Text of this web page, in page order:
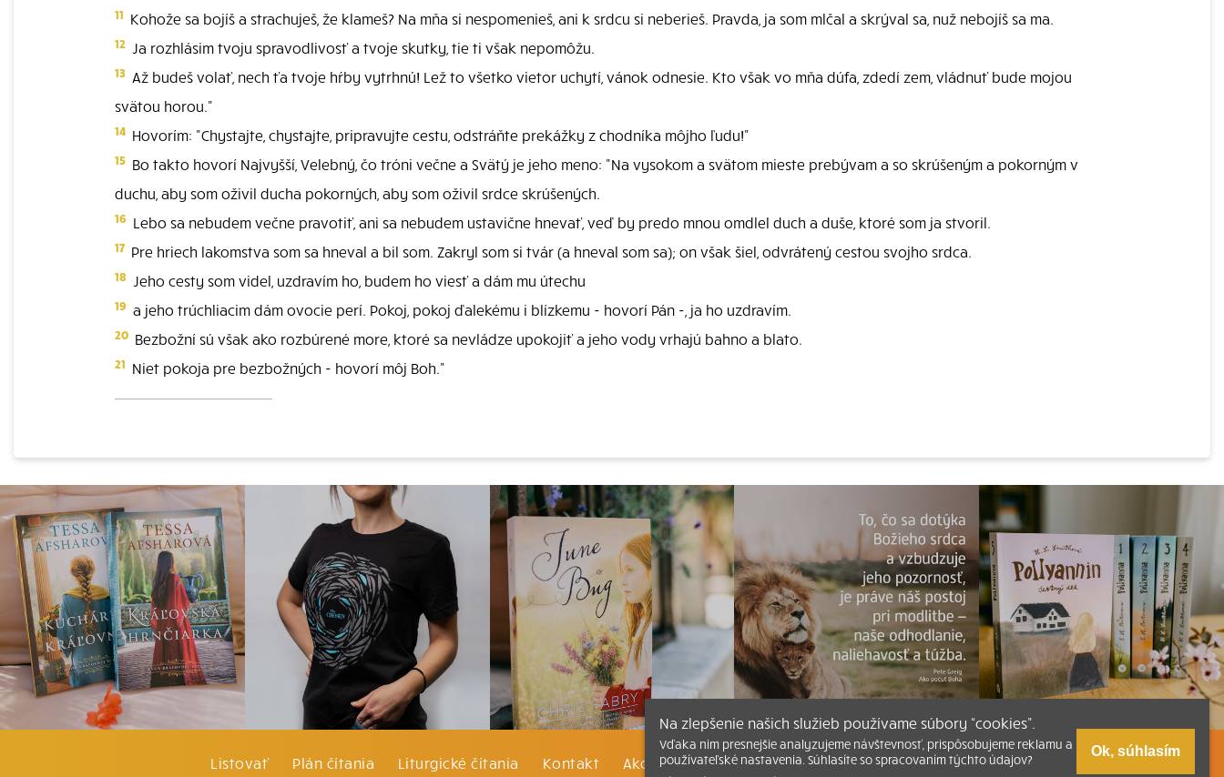
11 Kohože sa bojíš a strachuješ, že klameš? Na mňa si nespomenieš, ani k srdcu si neberieš. Pravda, ja som mlčal a skrýval sa, nuž nebojíš sa ma.
12 Ja rozhlásim tvoju spravodlivosť a tvoje skutky, tie ti však nepomôžu.
13 Až budeš volať, nech ťa tvoje hŕby vytrhnú! Lež to všetko vietor uchytí, vánok odnesie. Kto však vo mňa dúfa, zdedí zem, vládnuť bude mojou
svätou horou."
14 Hovorím: "Chystajte, chystajte, pripravujte cestu, odstráňte prekážky z chodníka môjho ľudu!"
15 Bo takto hovorí Najvyšší, Velebný, čo tróni večne a Svätý je jeho meno: "Na vysokom a svätom mieste prebývam a so skrúšeným a pokorným v
duchu, aby som oživil ducha pokorných, aby som oživil srdce skrúšených.
16 Lebo sa nebudem večne pravotiť, ani sa nebudem ustavične hnevať, veď by predo mnou omdlel duch a duše, ktoré som ja stvoril.
17 Pre hriech lakomstva som sa hneval a bil som. Zakryl som si tvár (a hneval som sa); on však šiel, odvrátený cestou svojho srdca.
18 Jeho cesty som videl, uzdravím ho, budem ho viesť a dám mu útechu
19 a jeho trúchliacim dám ovocie perí. Pokoj, pokoj ďalekému i blízkemu - hovorí Pán -, ja ho uzdravím.
20 Bezbožní sú však ako rozbúrené more, ktoré sa nevládze upokojiť a jeho vody vrhajú bahno a blato.
21 Niet pokoja pre bezbožných - hovorí môj Boh."
Listovať Plán čítania Liturgické čítania Kontakt Ako čítať bibliu Katechizmus Tlačená verzia Písma
Na zlepšenie našich služieb používame súbory “cookies”.
Vďaka nim presnejšie analyzujeme návštevnosť, prispôsobujeme reklamu a
používateľské nastavenia. Súhlasíte so spracovaním týchto údajov?
Ok, súhlasím